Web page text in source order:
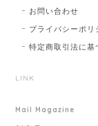
お問い合わせ
プライバシーポリ
特定商取引法に基
LINK
Mail Magazine